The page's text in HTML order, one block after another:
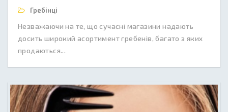
Гребінці
Незважаючи на те, що сучасні магазини надають
досить широкий асортимент гребенів, багато з яких
продаються...